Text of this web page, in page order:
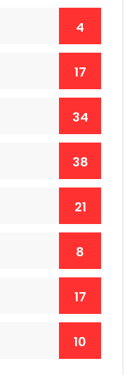
4
17
34
38
21
8
17
10